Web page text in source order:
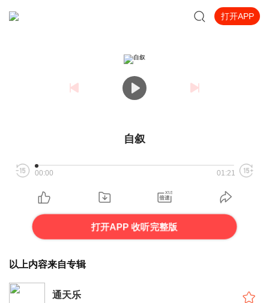
打开APP
自叙
00:00 01:21
打开APP 收听完整版
以上内容来自专辑
通天乐